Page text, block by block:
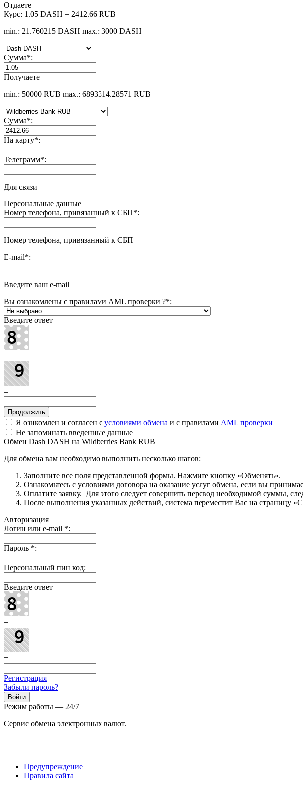
Отдаете
Курс: 1.05 DASH = 2412.66 RUB
min.: 21.760215 DASH max.: 3000 DASH
Сумма*:
Получаете
min.: 50000 RUB max.: 6893314.28571 RUB
Сумма*:
На карту*:
Телеграмм*:
Для связи
Персональные данные
Номер телефона, привязанный к СБП*:
Номер телефона, привязанный к СБП
E-mail*:
Введите ваш e-mail
Вы ознакомлены с правилами AML проверки ?*:
Введите ответ
+
=
Я ознкомлен и согласен с условиями обмена и с правилами AML проверки
Не запоминать введенные данные
Обмен Dash DASH на Wildberries Bank RUB
Для обмена вам необходимо выполнить несколько шагов:
Заполните все поля представленной формы. Нажмите кнопку «Обменять».
Ознакомьтесь с условиями договора на оказание услуг обмена, если вы
Оплатите заявку. Для этого следует совершить перевод необходимой суммы,
После выполнения указанных действий, система переместит Вас на страницу
Авторизация
Логин или e-mail *:
Пароль *:
Персональный пин код:
Введите ответ
+
=
Регистрация
Забыли пароль?
Режим работы — 24/7
Сервис обмена электронных валют.
Предупреждение
Правила сайта